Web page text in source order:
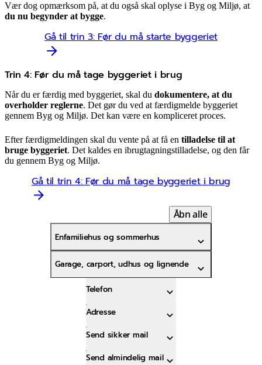
Vær dog opmærksom på, at du også skal oplyse i Byg og Miljø, at
du nu begynder at bygge.
Gå til trin 3: Før du må starte byggeriet
Trin 4: Før du må tage byggeriet i brug
Når du er færdig med byggeriet, skal du dokumentere, at du
overholder reglerne. Det gør du ved at færdigmelde byggeriet
gennem Byg og Miljø. Det kan være en kompliceret proces.
Efter færdigmeldingen skal du vente på at få en tilladelse til at
bruge byggeriet. Det kaldes en ibrugtagningstilladelse, og den får
du gennem Byg og Miljø.
Gå til trin 4: Før du må tage byggeriet i brug
Åbn alle
Enfamiliehus og sommerhus
Garage, carport, udhus og lignende
Telefon
Adresse
Send sikker mail
Send almindelig mail